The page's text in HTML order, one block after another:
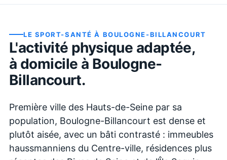
LE SPORT-SANTÉ À BOULOGNE-BILLANCOURT
L'activité physique adaptée,
à domicile à Boulogne-
Billancourt.
Première ville des Hauts-de-Seine par sa
population, Boulogne-Billancourt est dense et
plutôt aisée, avec un bâti contrasté : immeubles
haussmanniens du Centre-ville, résidences plus